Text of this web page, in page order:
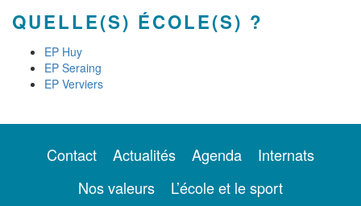
QUELLE(S) ÉCOLE(S) ?
EP Huy
EP Seraing
EP Verviers
Contact Actualités Agenda
Internats
Nos valeurs
L’école et le sport